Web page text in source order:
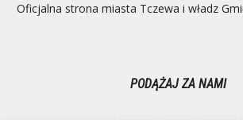
Oficjalna strona miasta Tczewa i władz
PODĄŻAJ ZA NAMI